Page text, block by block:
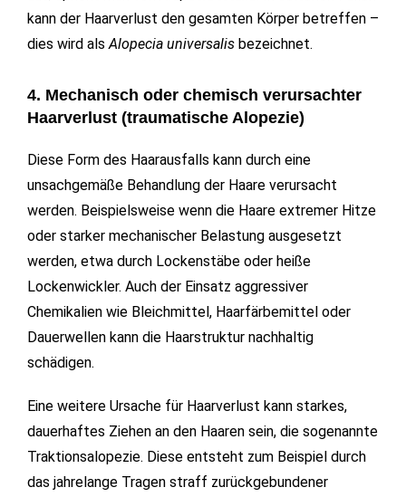
kann der Haarverlust den gesamten Körper betreffen –
dies wird alsAlopecia universalis bezeichnet.
4. Mechanisch oder chemisch verursachter
Haarverlust (traumatische Alopezie)
Diese Form des Haarausfalls kann durch eine
unsachgemäße Behandlung der Haare verursacht
werden. Beispielsweise wenn die Haare extremer Hitze
oder starker mechanischer Belastung ausgesetzt
werden, etwa durch Lockenstäbe oder heiße
Lockenwickler. Auch der Einsatz aggressiver
Chemikalien wie Bleichmittel, Haarfärbemittel oder
Dauerwellen kann die Haarstruktur nachhaltig
schädigen.
Eine weitere Ursache für Haarverlust kann starkes,
dauerhaftes Ziehen an den Haaren sein, die sogenannte
Traktionsalopezie. Diese entsteht zum Beispiel durch
das jahrelange Tragen straff zurückgebundener